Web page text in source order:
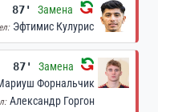
87' Замена
Эфтимис Кулурис
87' Замена
Форнальчик
Александр Горгон